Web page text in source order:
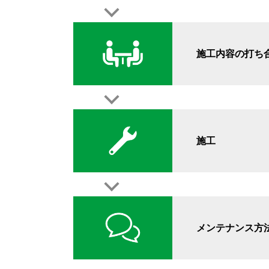
施工内容の打ち
施工
メンテナンス方